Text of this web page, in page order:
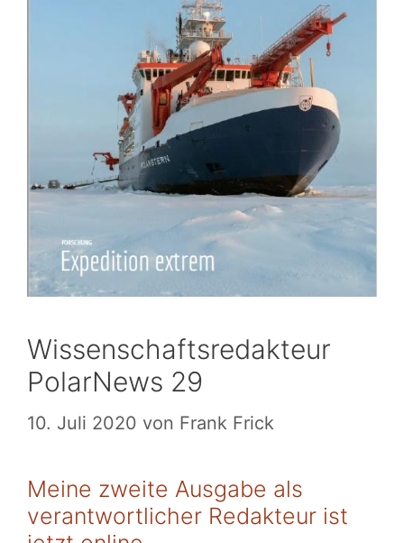
Wissenschaftsredakteur
PolarNews 29
10. Juli 2020 von Frank Frick
Meine zweite Ausgabe als
verantwortlicher Redakteur ist